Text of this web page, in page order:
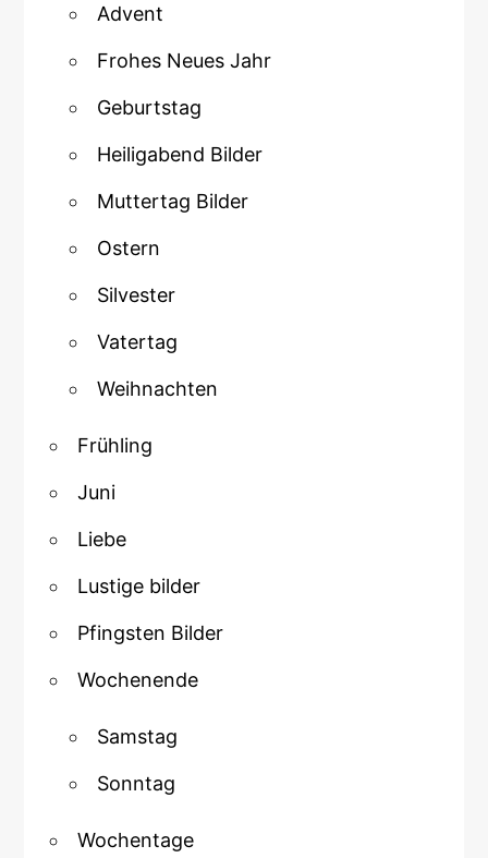
Advent
Frohes Neues Jahr
Geburtstag
Heiligabend Bilder
Muttertag Bilder
Ostern
Silvester
Vatertag
Weihnachten
Frühling
Juni
Liebe
Lustige bilder
Pfingsten Bilder
Wochenende
Samstag
Sonntag
Wochentage